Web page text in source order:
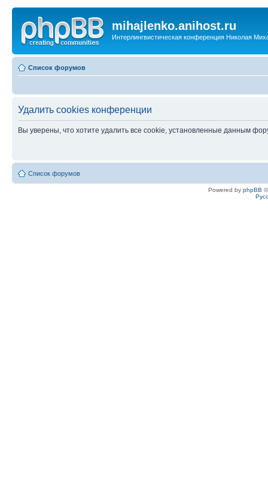
mihajlenko.anihost.ru
Интерлингвистическая конференция Николая
Список форумов
Удалить cookies конференции
Вы уверены, что хотите удалить все cookie, установленные данным
Список форумов
Powered by phpBB